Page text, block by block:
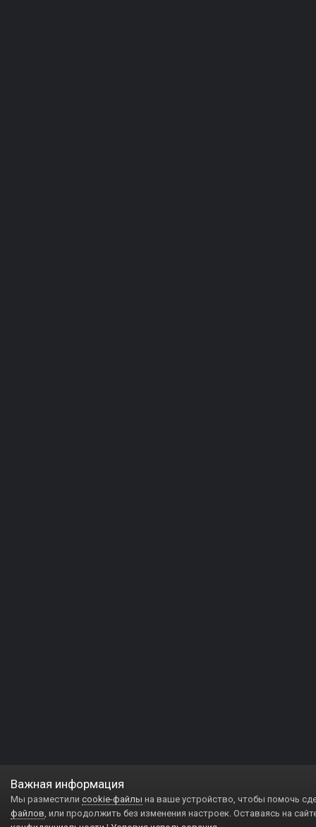
Важная информация
Мы разместили cookie-файлы на ваше устройство, чтобы помочь
файлов, или продолжить без изменения настроек. Оставаясь на